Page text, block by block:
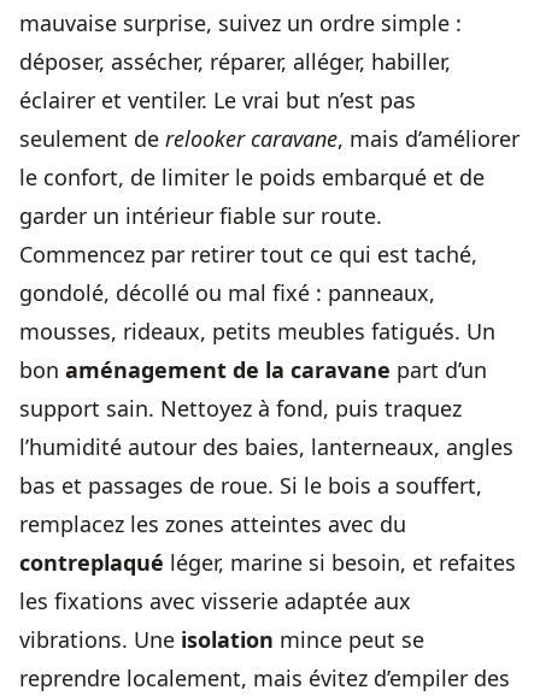
mauvaise surprise, suivez un ordre simple :
déposer, assécher, réparer, alléger, habiller,
éclairer et ventiler. Le vrai but n’est pas
seulement de relooker caravane, mais d’améliorer
le confort, de limiter le poids embarqué et de
garder un intérieur fiable sur route.
Commencez par retirer tout ce qui est taché,
gondolé, décollé ou mal fixé : panneaux,
mousses, rideaux, petits meubles fatigués. Un
bon aménagement de la caravane part d’un
support sain. Nettoyez à fond, puis traquez
l’humidité autour des baies, lanterneaux, angles
bas et passages de roue. Si le bois a souffert,
remplacez les zones atteintes avec du
contreplaqué léger, marine si besoin, et refaites
les fixations avec visserie adaptée aux
vibrations. Une isolation mince peut se
reprendre localement, mais évitez d’empiler des